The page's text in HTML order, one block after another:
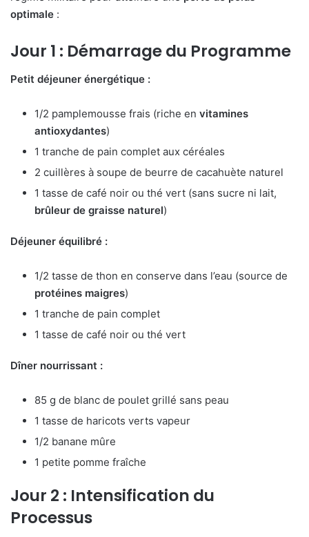
optimale :
Jour 1 : Démarrage du Programme
Petit déjeuner énergétique :
1/2 pamplemousse frais (riche en vitamines
antioxydantes)
1 tranche de pain complet aux céréales
2 cuillères à soupe de beurre de cacahuète naturel
1 tasse de café noir ou thé vert (sans sucre ni lait,
brûleur de graisse naturel)
Déjeuner équilibré :
1/2 tasse de thon en conserve dans l’eau (source de
protéines maigres)
1 tranche de pain complet
1 tasse de café noir ou thé vert
Dîner nourrissant :
85 g de blanc de poulet grillé sans peau
1 tasse de haricots verts vapeur
1/2 banane mûre
1 petite pomme fraîche
Jour 2 : Intensification du
Processus